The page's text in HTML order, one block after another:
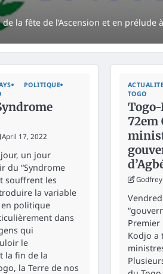
de la fête de l’Ascension et en prélude
POLITIQUE
April 17, 2022
un jour
du “Syndrome
souffrent les
la variable
en politique
dans
qui
le
la fin de la
la Terre de nos
TOGO
72em
Godfrey
Premier
Kodjo a